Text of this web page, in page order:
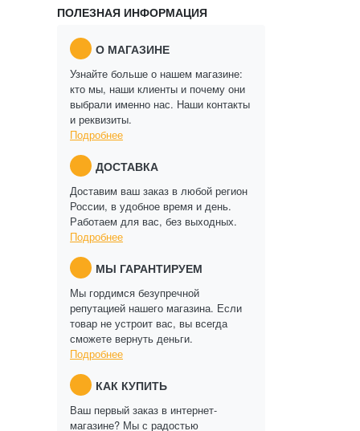
ПОЛЕЗНАЯ ИНФОРМАЦИЯ
О МАГАЗИНЕ
Узнайте больше о нашем магазине:
кто мы, наши клиенты и почему они
выбрали именно нас. Наши контакты
и реквизиты.
Подробнее
ДОСТАВКА
Доставим ваш заказ в любой регион
России, в удобное время и день.
Работаем для вас, без выходных.
Подробнее
МЫ ГАРАНТИРУЕМ
Мы гордимся безупречной
репутацией нашего магазина. Если
товар не устроит вас, вы всегда
сможете вернуть деньги.
Подробнее
КАК КУПИТЬ
Ваш первый заказ в интернет-
магазине? Мы с радостью